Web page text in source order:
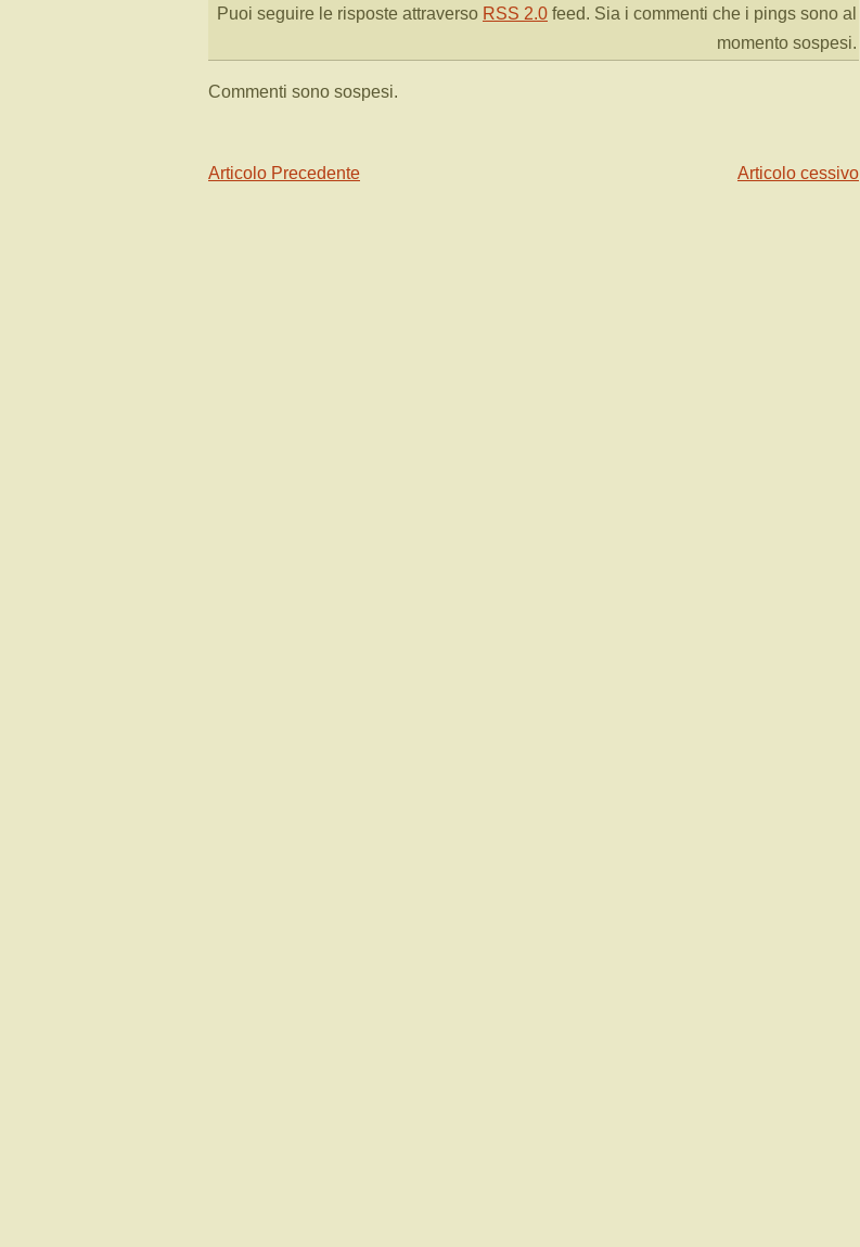
Puoi seguire le risposte attraverso RSS 2.0 feed. Sia i commenti che i pings sono al
momento sospesi.
Commenti sono sospesi.
Articolo Precedente Articolo cessivo